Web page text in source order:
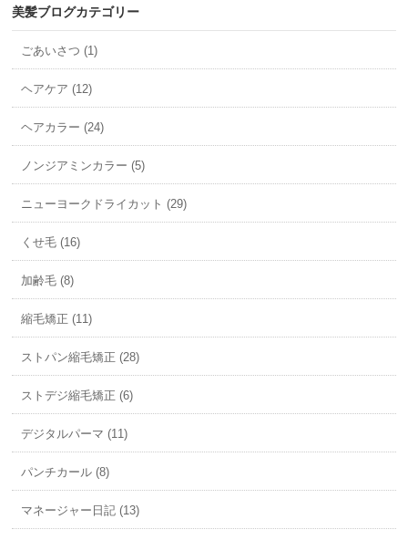
美髪ブログカテゴリー
ごあいさつ (1)
ヘアケア (12)
ヘアカラー (24)
ノンジアミンカラー (5)
ニューヨークドライカット (29)
くせ毛 (16)
加齢毛 (8)
縮毛矯正 (11)
ストパン縮毛矯正 (28)
ストデジ縮毛矯正 (6)
デジタルパーマ (11)
パンチカール (8)
マネージャー日記 (13)